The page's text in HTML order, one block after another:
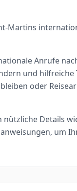
Martins
Anrufe
und
oder
Details
um